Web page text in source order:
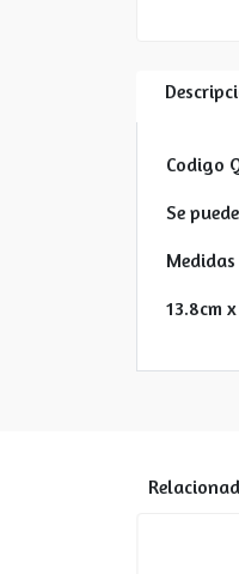
Codigo
Se
13.8cm